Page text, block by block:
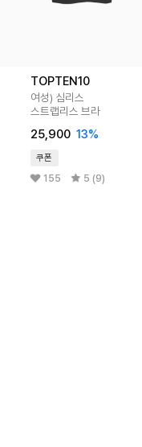
TOPTEN10
여성) 심리스
스트랩리스 브라
25,900 13%
쿠폰
155 5 (9)